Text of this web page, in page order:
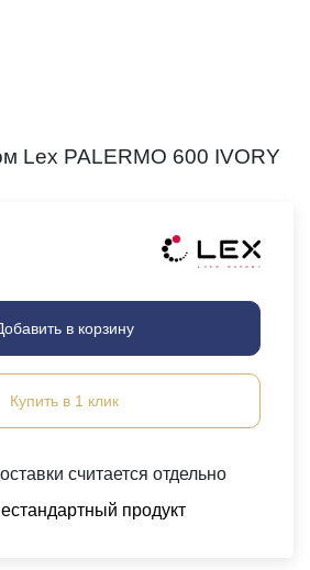
Lex PALERMO 600 IVORY
в корзину
Купить в 1 клик
считается отдельно
продукт